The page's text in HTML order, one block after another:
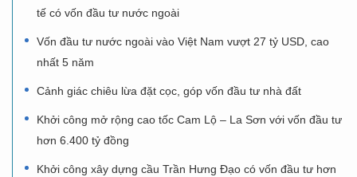
tế có vốn đầu tư nước ngoài
Vốn đầu tư nước ngoài vào Việt Nam vượt 27 tỷ USD, cao
nhất 5 năm
Cảnh giác chiêu lừa đặt cọc, góp vốn đầu tư nhà đất
Khởi công mở rộng cao tốc Cam Lộ – La Sơn với vốn đầu tư
hơn 6.400 tỷ đồng
Khởi công xây dựng cầu Trần Hưng Đạo có vốn đầu tư hơn